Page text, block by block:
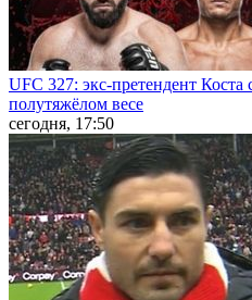
UFC 327: экс-претендент
полутяжёлом весе
сегодня, 17:50